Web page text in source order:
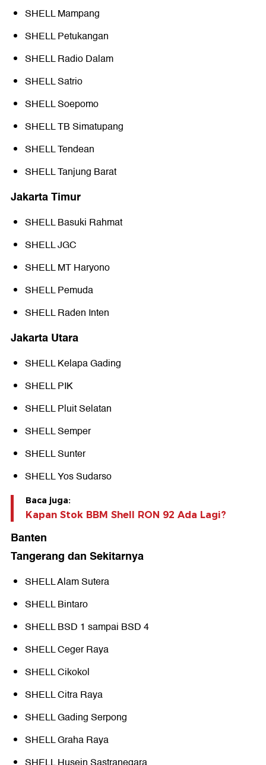
SHELL Mampang
SHELL Petukangan
SHELL Radio Dalam
SHELL Satrio
SHELL Soepomo
SHELL TB Simatupang
SHELL Tendean
SHELL Tanjung Barat
Jakarta Timur
SHELL Basuki Rahmat
SHELL JGC
SHELL MT Haryono
SHELL Pemuda
SHELL Raden Inten
Jakarta Utara
SHELL Kelapa Gading
SHELL PIK
SHELL Pluit Selatan
SHELL Semper
SHELL Sunter
SHELL Yos Sudarso
Baca juga:
Kapan Stok BBM Shell RON 92 Ada Lagi?
Banten
Tangerang dan Sekitarnya
SHELL Alam Sutera
SHELL Bintaro
SHELL BSD 1 sampai BSD 4
SHELL Ceger Raya
SHELL Cikokol
SHELL Citra Raya
SHELL Gading Serpong
SHELL Graha Raya